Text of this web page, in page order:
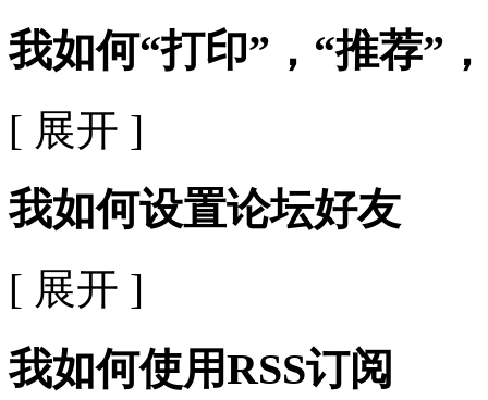
我如何“打印”，“推荐”
[ 展开 ]
我如何设置论坛好友
[ 展开 ]
我如何使用RSS订阅